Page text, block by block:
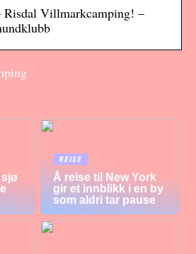
Risdal Villmarkcamping! –
REISE
Å reise til New York
gir et innblikk i en by
som aldri tar pause